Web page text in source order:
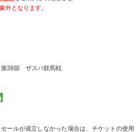
外となります。
第38節 ザスパ群馬戦
ールが成立しなかった場合は、チケットの使用